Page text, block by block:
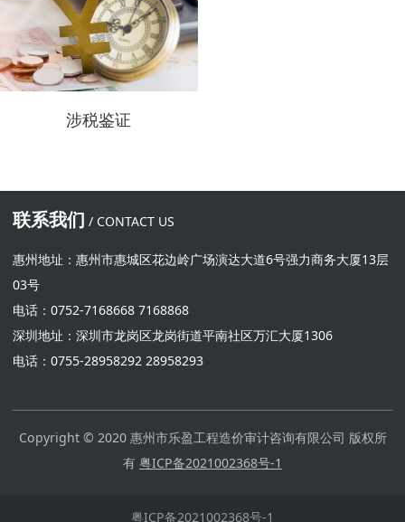
涉税鉴证
联系我们 / CONTACT US
惠州地址：惠州市惠城区花边岭广场演达大道6号强力商务大厦13层
03号
电话：0752-7168668 7168868
深圳地址：深圳市龙岗区龙岗街道平南社区万汇大厦1306
电话：0755-28958292 28958293
Copyright © 2020 惠州市乐盈工程造价审计咨询有限公司 版权所
有 粤ICP备2021002368号-1
粤ICP备2021002368号-1